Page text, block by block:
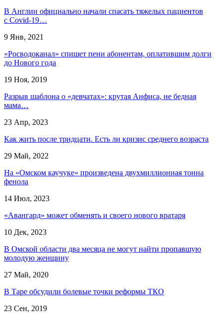
В Англии официально начали спасать тяжелых пациентов
с Covid-19…
9 Янв, 2021
«Росводоканал» спишет пени абонентам, оплатившим долги
до Нового года
19 Ноя, 2019
Разрыв шаблона о «девчатах»: крутая Анфиса, не бедная
мама…
23 Апр, 2023
Как жить после тридцати. Есть ли кризис среднего возраста
29 Май, 2022
На «Омском каучуке» произведена двухмиллионная тонна
фенола
14 Июл, 2023
«Авангард» может обменять и своего нового вратаря
10 Дек, 2023
В Омской области два месяца не могут найти пропавшую
молодую женщину
27 Май, 2020
В Таре обсудили болевые точки реформы ТКО
23 Сен, 2019